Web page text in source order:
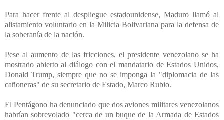
Para hacer frente al despliegue estadounidense, Maduro llamó al
alistamiento voluntario en la Milicia Bolivariana para la defensa de
la soberanía de la nación.
Pese al aumento de las fricciones, el presidente venezolano se ha
mostrado abierto al diálogo con el mandatario de Estados Unidos,
Donald Trump, siempre que no se imponga la "diplomacia de las
cañoneras" de su secretario de Estado, Marco Rubio.
El Pentágono ha denunciado que dos aviones militares venezolanos
habrían sobrevolado "cerca de un buque de la Armada de Estados